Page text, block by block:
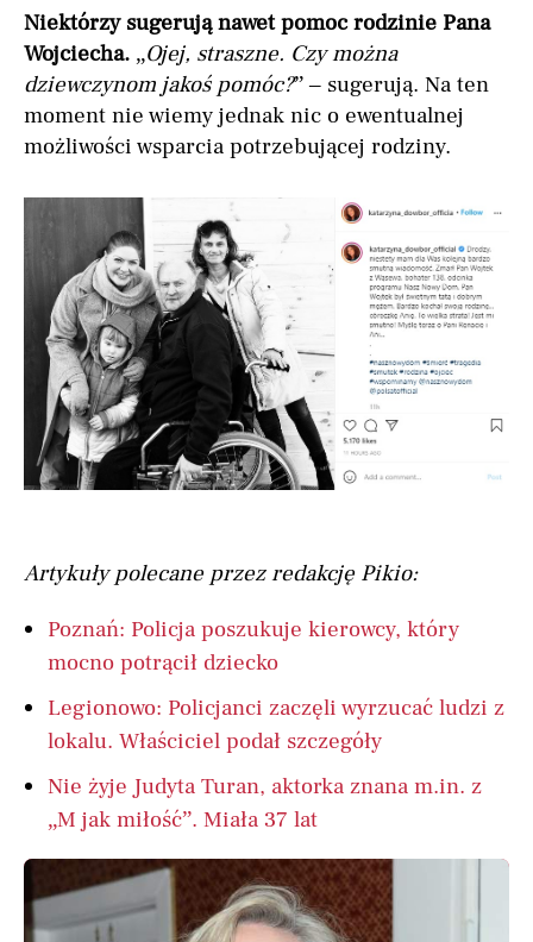
Niektórzy sugerują nawet pomoc rodzinie Pana
Wojciecha. „Ojej, straszne. Czy można
dziewczynom jakoś pomóc?” – sugerują. Na ten
moment nie wiemy jednak nic o ewentualnej
możliwości wsparcia potrzebującej rodziny.
Artykuły polecane przez redakcję Pikio:
Poznań: Policja poszukuje kierowcy, który
mocno potrącił dziecko
Legionowo: Policjanci zaczęli wyrzucać ludzi z
lokalu. Właściciel podał szczegóły
Nie żyje Judyta Turan, aktorka znana m.in. z
„M jak miłość”. Miała 37 lat